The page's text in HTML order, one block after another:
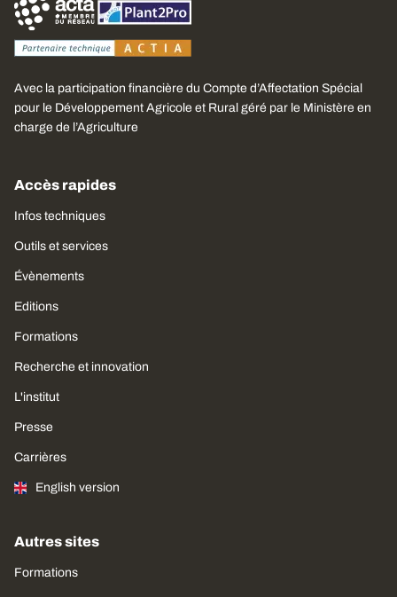
Avec la participation financière du Compte d’Affectation Spécial
pour le Développement Agricole et Rural géré par le Ministère en
charge de l’Agriculture
Accès rapides
Infos techniques
Outils et services
Évènements
Editions
Formations
Recherche et innovation
L'institut
Presse
Carrières
English version
Autres sites
Formations